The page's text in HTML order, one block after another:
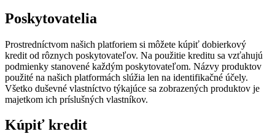
Poskytovatelia
Prostredníctvom našich platforiem si môžete kúpiť dobierkový
kredit od rôznych poskytovateľov. Na použitie kreditu sa vzťahujú
podmienky stanovené každým poskytovateľom. Názvy produktov
použité na našich platformách slúžia len na identifikačné účely.
Všetko duševné vlastníctvo týkajúce sa zobrazených produktov je
majetkom ich príslušných vlastníkov.
Kúpiť kredit